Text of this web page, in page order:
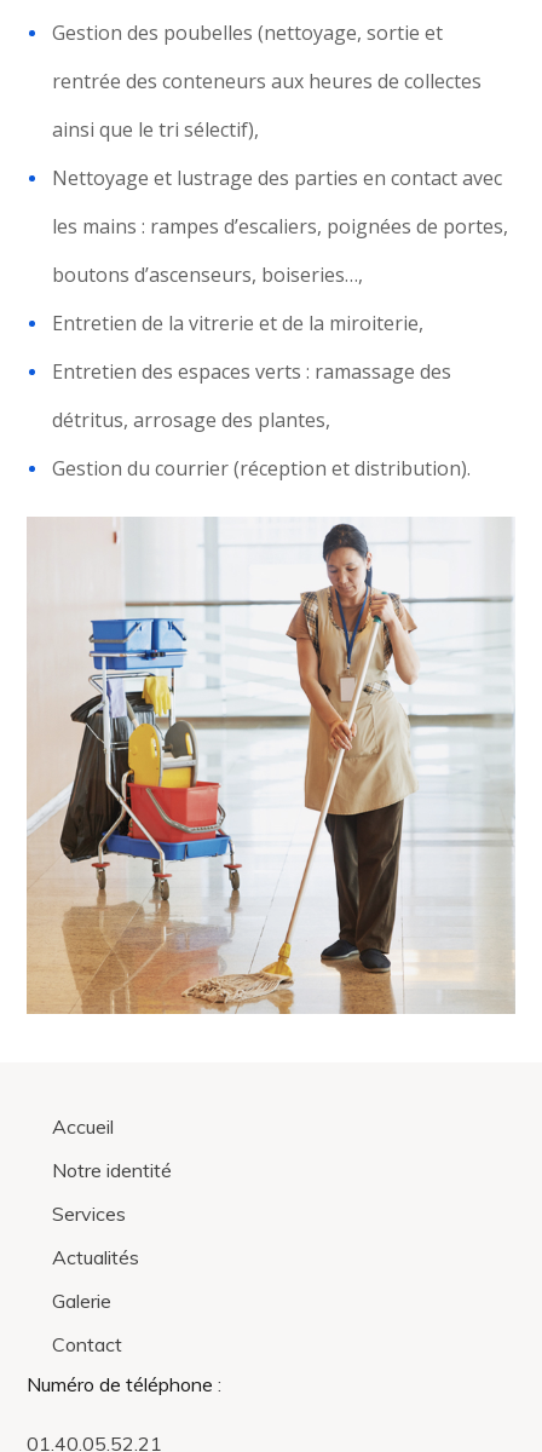
Gestion des poubelles (nettoyage, sortie et
rentrée des conteneurs aux heures de collectes
ainsi que le tri sélectif),
Nettoyage et lustrage des parties en contact avec
les mains : rampes d’escaliers, poignées de portes,
boutons d’ascenseurs, boiseries…,
Entretien de la vitrerie et de la miroiterie,
Entretien des espaces verts : ramassage des
détritus, arrosage des plantes,
Gestion du courrier (réception et distribution).
Accueil
Notre identité
Services
Actualités
Galerie
Contact
Numéro de téléphone :
01.40.05.52.21